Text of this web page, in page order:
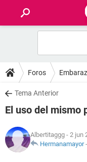
FOROS
SALUD
NUTRICIÓN
Foros
Tema Anterior
El uso del mismo
Albertitaggg - 2 jun
Hermanamayor-